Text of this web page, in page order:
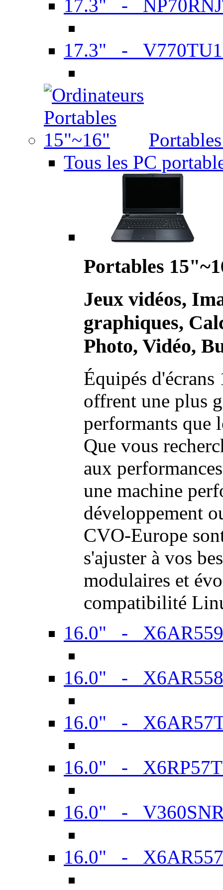
17.3" -
17.3" -
Tous les PC
Portables
Jeux vidéos,
graphiques,
Photo, Vidéo,
Équipés
offrent une plus
performants que
Que vous
aux
une machine
développement
CVO-Europe
s'ajuster à vos
modulaires et
compatibilité
16.0" -
16.0" -
16.0" -
16.0" -
16.0" -
16.0" -